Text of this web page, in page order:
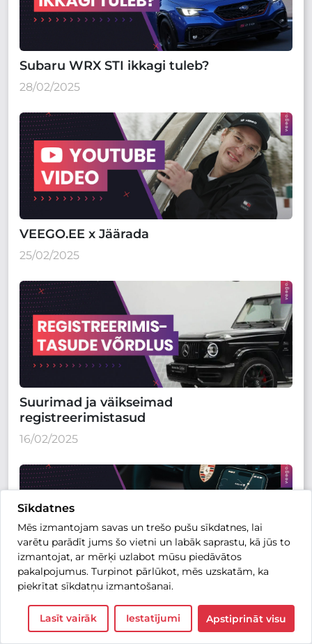
Subaru WRX STI ikkagi tuleb?
28/02/2025
VEEGO.EE x Jäärada
25/02/2025
Suurimad ja väikseimad
registreerimistasud
16/02/2025
Porsche käivitas Eestis oma elektriautode
ja pistikhübriidide laadimisteenuse
06/02/2025
Sīkdatnes
Mēs izmantojam savas un trešo pušu sīkdatnes, lai
varētu parādīt jums šo vietni un labāk saprastu, kā jūs to
izmantojat, ar mērķi uzlabot mūsu piedāvātos
pakalpojumus. Turpinot pārlūkot, mēs uzskatām, ka
piekrītat sīkdatņu izmantošanai.
Lasīt vairāk Iestatījumi Apstiprināt visu